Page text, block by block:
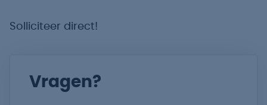
Solliciteer direct!
Vragen?